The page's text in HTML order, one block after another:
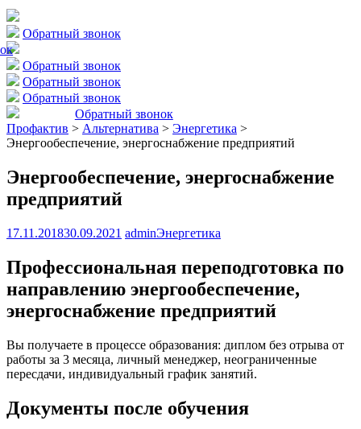
Обратный звонок
Обратный звонок
Обратный звонок
Обратный звонок
Обратный звонок
Профактив > Альтернатива > Энергетика >
Энергообеспечение, энергоснабжение предприятий
Энергообеспечение, энергоснабжение
предприятий
17.11.201830.09.2021 adminЭнергетика
Профессиональная переподготовка по
направлению энергообеспечение,
энергоснабжение предприятий
Вы получаете в процессе образования: диплом без отрыва от
работы за 3 месяца, личный менеджер, неограниченные
пересдачи, индивидуальный график занятий.
Документы после обучения